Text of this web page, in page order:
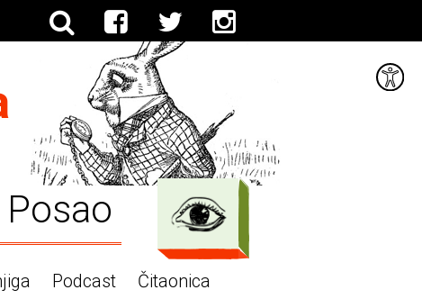
Posao
Podcast Čitaonica